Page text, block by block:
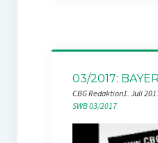
03/2017:
CBG Redaktion1. Juli
SWB 03/2017